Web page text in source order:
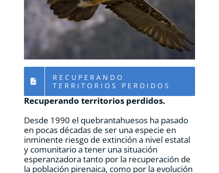
RECURSOS
CARRITO
RECUPERANDO
TERRITORIOS PERDIDOS
Recuperando territorios perdidos.
Desde 1990 el quebrantahuesos ha pasado
en pocas décadas de ser una especie en
inminente riesgo de extinción a nivel estatal
y comunitario a tener una situación
esperanzadora tanto por la recuperación de
la población pirenaica, como por la evolución